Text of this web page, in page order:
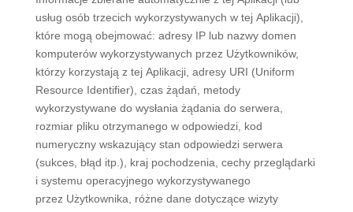
usług osób trzecich wykorzystywanych w tej Aplikacji),
które mogą obejmować: adresy IP lub nazwy domen
komputerów wykorzystywanych przez Użytkowników,
którzy korzystają z tej Aplikacji, adresy URI (Uniform
Resource Identifier), czas żądań, metody
wykorzystywane do wysłania żądania do serwera,
rozmiar pliku otrzymanego w odpowiedzi, kod
numeryczny wskazujący stan odpowiedzi serwera
(sukces, błąd itp.), kraj pochodzenia, cechy przeglądarki
i systemu operacyjnego wykorzystywanego
przez Użytkownika, różne dane dotyczące wizyty